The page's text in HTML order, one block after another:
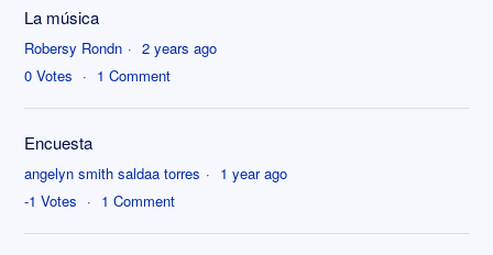
La música
Robersy Rondn
2 years ago
0 Votes 1 Comment
Encuesta
angelyn smith saldaa torres
1 year ago
-1 Votes 1 Comment